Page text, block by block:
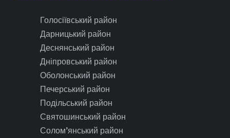
Голосіївський район
Дарницький район
Деснянський район
Дніпровський район
Оболонський район
Печерський район
Подільський район
Святошинський район
Солом’янський район